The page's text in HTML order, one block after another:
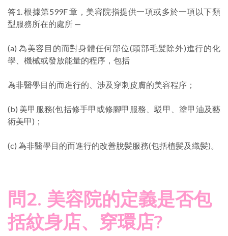
答1. 根據第599F 章，美容院指提供一項或多於一項以下類
型服務所在的處所 —
(a) 為美容目的而對身體任何部位(頭部毛髪除外)進行的化
學、機械或發放能量的程序，包括
為非醫學目的而進行的、涉及穿刺皮膚的美容程序；
(b) 美甲服務(包括修手甲或修腳甲服務、駁甲、塗甲油及藝
術美甲)；
(c) 為非醫學目的而進行的改善脫髪服務(包括植髪及織髪)。
問2. 美容院的定義是否包
括紋身店、穿環店?